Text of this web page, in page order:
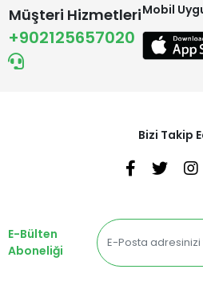
Müşteri Hizmetleri
+902125657020
Mobil
Bizi Takip
E-Bülten
Aboneliği